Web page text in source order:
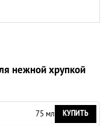
нежной хрупкой
75 мл КУПИТЬ